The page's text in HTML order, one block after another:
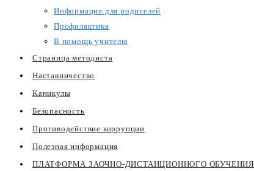
Информация для родителей
Профилактика
В помощь учителю
Страница методиста
Наставничество
Каникулы
Безопасность
Противодействие коррупции
Полезная информация
ПЛАТФОРМА ЗАОЧНО-ДИСТАНЦИОННОГО ОБУЧЕНИЯ